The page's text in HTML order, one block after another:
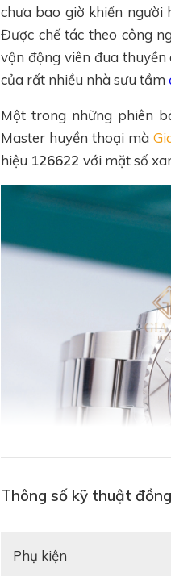
chưa bao giờ khiến
Được chế tác theo công
vận động viên đua
của rất nhiều nhà sưu tầm
Một trong những phiên
Master huyền thoại mà
hiệu 126622 với mặt số
Thông số kỹ thuật
Phụ kiện